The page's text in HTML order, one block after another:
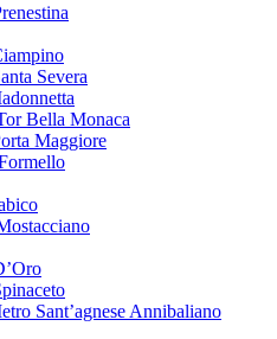
Severa
Bella Monaca
Maggiore
Sant’agnese Annibaliano